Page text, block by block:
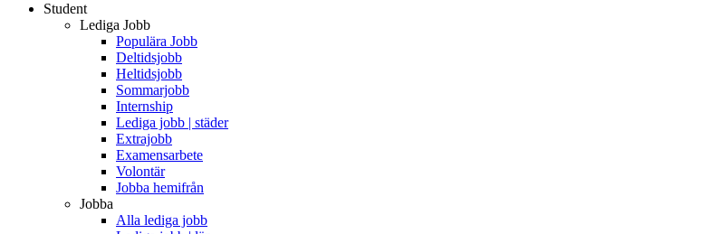
Student
Lediga Jobb
Populära Jobb
Deltidsjobb
Heltidsjobb
Sommarjobb
Internship
Lediga jobb | städer
Extrajobb
Examensarbete
Volontär
Jobba hemifrån
Jobba
Alla lediga jobb